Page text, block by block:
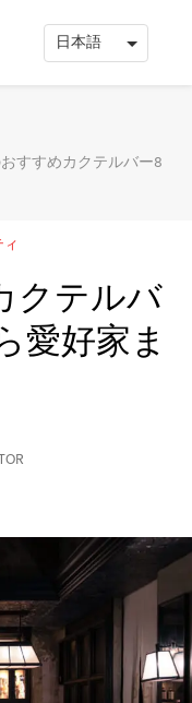
すすめカクテルバー8
クテルバ
愛好家ま